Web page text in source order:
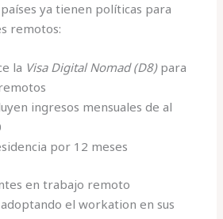
ya tienen políticas para
remotos:
la Visa Digital Nomad (D8)para
ingresos mensuales de al
por 12 meses
en trabajo remoto
el workation en sus